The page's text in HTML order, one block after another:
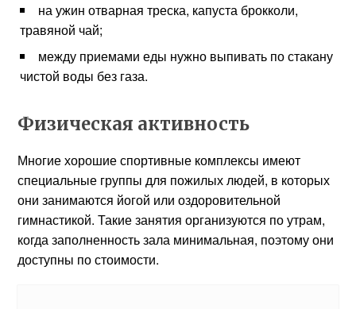
на ужин отварная треска, капуста брокколи,
травяной чай;
между приемами еды нужно выпивать по стакану
чистой воды без газа.
Физическая активность
Многие хорошие спортивные комплексы имеют
специальные группы для пожилых людей, в которых
они занимаются йогой или оздоровительной
гимнастикой. Такие занятия организуются по утрам,
когда заполненность зала минимальная, поэтому они
доступны по стоимости.